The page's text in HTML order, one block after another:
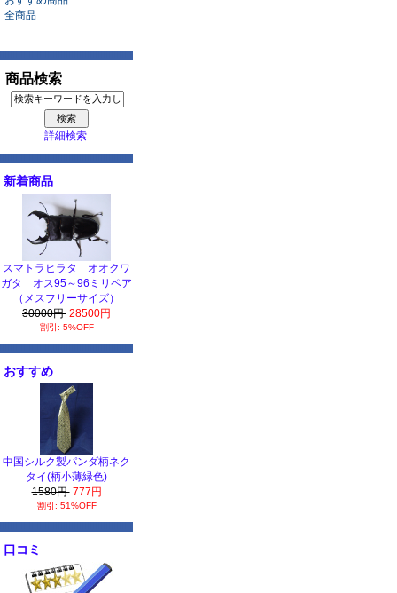
全商品
商品検索
詳細検索
新着商品
スマトラヒラタ オオクワ
ガタ オス95～96ミリペア
（メスフリーサイズ）
30000円 28500円
割引: 5%OFF
おすすめ
中国シルク製パンダ柄ネク
タイ(柄小薄緑色)
1580円 777円
割引: 51%OFF
口コミ